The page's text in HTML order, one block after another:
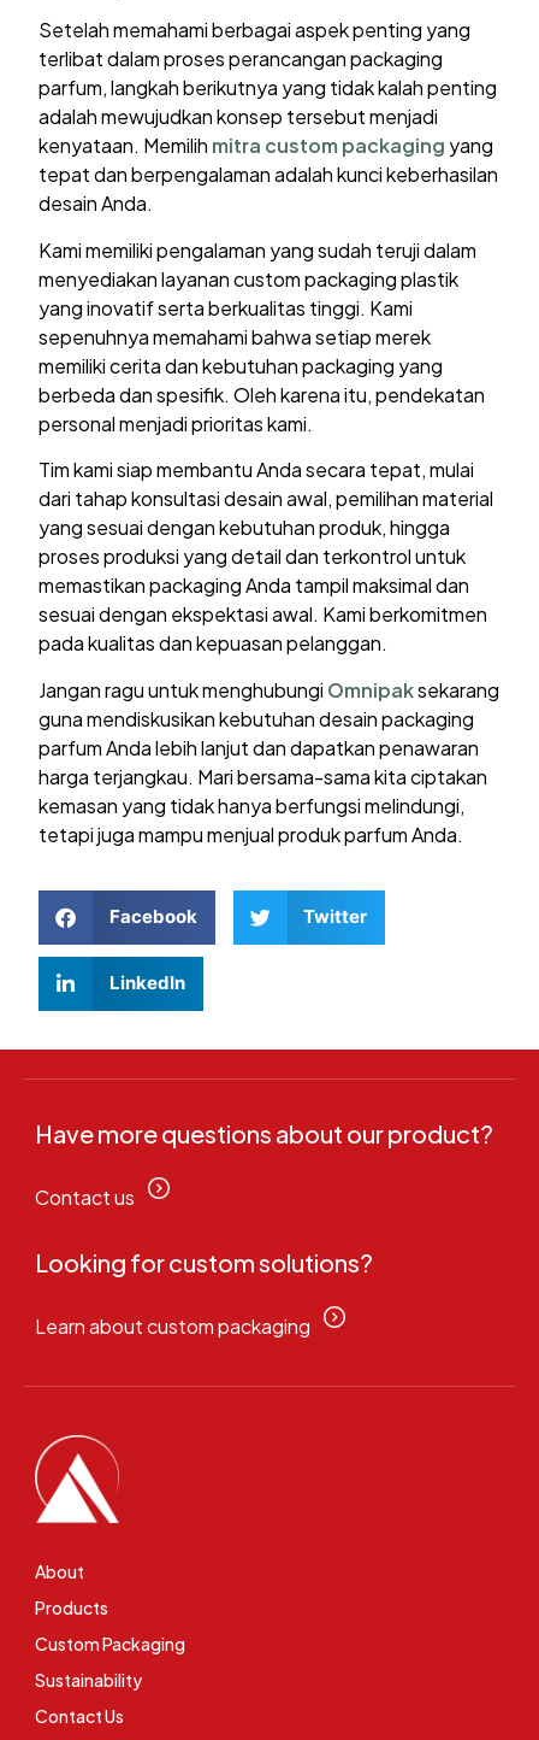
Setelah memahami berbagai aspek penting yang
terlibat dalam proses perancangan packaging
parfum, langkah berikutnya yang tidak kalah penting
adalah mewujudkan konsep tersebut menjadi
kenyataan. Memilih mitra custom packaging yang
tepat dan berpengalaman adalah kunci keberhasilan
desain Anda.
Kami memiliki pengalaman yang sudah teruji dalam
menyediakan layanan custom packaging plastik
yang inovatif serta berkualitas tinggi. Kami
sepenuhnya memahami bahwa setiap merek
memiliki cerita dan kebutuhan packaging yang
berbeda dan spesifik. Oleh karena itu, pendekatan
personal menjadi prioritas kami.
Tim kami siap membantu Anda secara tepat, mulai
dari tahap konsultasi desain awal, pemilihan material
yang sesuai dengan kebutuhan produk, hingga
proses produksi yang detail dan terkontrol untuk
memastikan packaging Anda tampil maksimal dan
sesuai dengan ekspektasi awal. Kami berkomitmen
pada kualitas dan kepuasan pelanggan.
Jangan ragu untuk menghubungi Omnipaksekarang
guna mendiskusikan kebutuhan desain packaging
parfum Anda lebih lanjut dan dapatkan penawaran
harga terjangkau. Mari bersama-sama kita ciptakan
kemasan yang tidak hanya berfungsi melindungi,
tetapi juga mampu menjual produk parfum Anda.
Facebook Twitter
LinkedIn
Have more questions about our product?
Contact us
Looking for custom solutions?
Learn about custom packaging
About
Products
Custom Packaging
Sustainability
Contact Us